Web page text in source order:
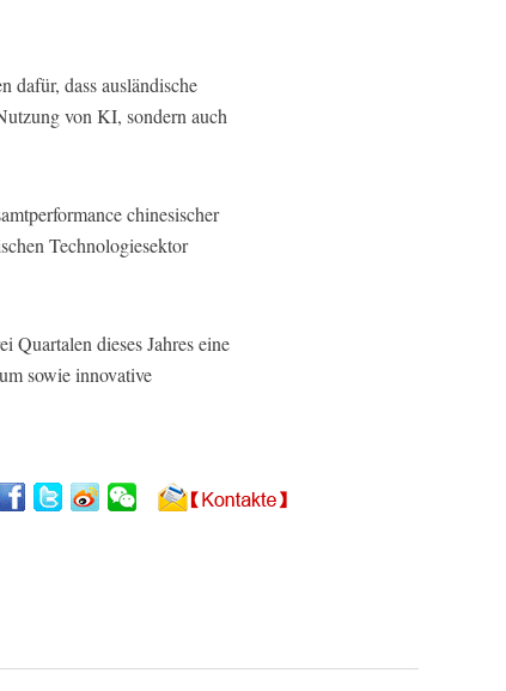
dafür, dass ausländische
von KI, sondern auch
chinesischer
Technologiesektor
Quartalen dieses Jahres eine
sowie innovative